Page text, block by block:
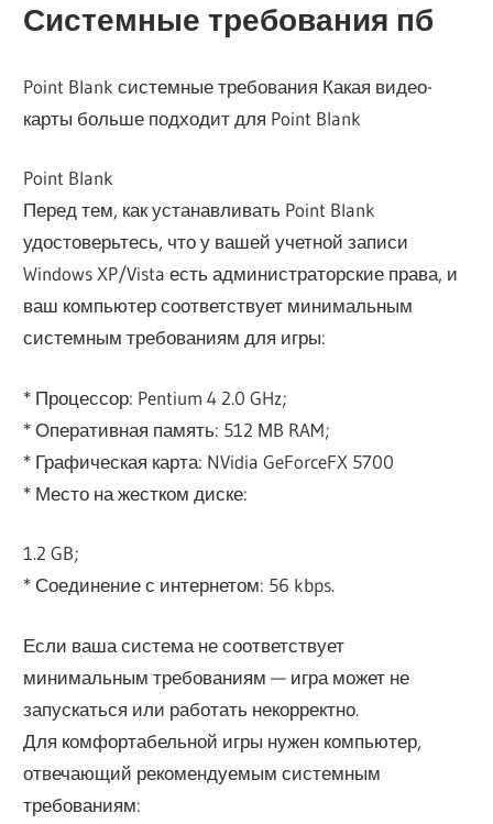
Системные требования пб
Point Blank системные требования Какая видео-
карты больше подходит для Point Blank
Point Blank
Перед тем, как устанавливать Point Blank
удостоверьтесь, что у вашей учетной записи
Windows XP/Vista есть администраторские права, и
ваш компьютер соответствует минимальным
системным требованиям для игры:
* Процессор: Pentium 4 2.0 GHz;
* Оперативная память: 512 МB RAM;
* Графическая карта: NVidia GeForceFX 5700
* Место на жестком диске:
1.2 GB;
* Соединение с интернетом: 56 kbps.
Если ваша система не соответствует
минимальным требованиям — игра может не
запускаться или работать некорректно.
Для комфортабельной игры нужен компьютер,
отвечающий рекомендуемым системным
требованиям: